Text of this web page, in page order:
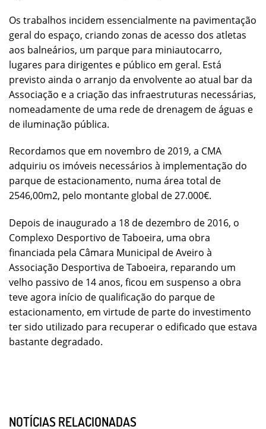
Os trabalhos incidem essencialmente na pavimentação
geral do espaço, criando zonas de acesso dos atletas
aos balneários, um parque para miniautocarro,
lugares para dirigentes e público em geral. Está
previsto ainda o arranjo da envolvente ao atual bar da
Associação e a criação das infraestruturas necessárias,
nomeadamente de uma rede de drenagem de águas e
de iluminação pública.
Recordamos que em novembro de 2019, a CMA
adquiriu os imóveis necessários à implementação do
parque de estacionamento, numa área total de
2546,00m2, pelo montante global de 27.000€.
Depois de inaugurado a 18 de dezembro de 2016, o
Complexo Desportivo de Taboeira, uma obra
financiada pela Câmara Municipal de Aveiro à
Associação Desportiva de Taboeira, reparando um
velho passivo de 14 anos, ficou em suspenso a obra
teve agora início de qualificação do parque de
estacionamento, em virtude de parte do investimento
ter sido utilizado para recuperar o edificado que estava
bastante degradado.
NOTÍCIAS RELACIONADAS